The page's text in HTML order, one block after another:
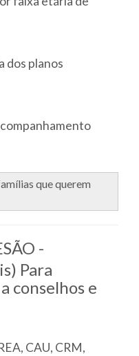
dos planos
que querem
-
Para
conselhos e
CAU, CRM,